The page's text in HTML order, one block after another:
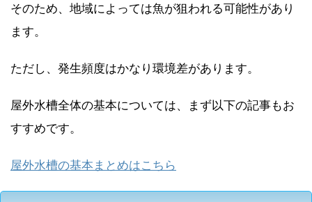
そのため、地域によっては魚が狙われる可能性があり
ます。
ただし、発生頻度はかなり環境差があります。
屋外水槽全体の基本については、まず以下の記事もお
すすめです。
屋外水槽の基本まとめはこちら